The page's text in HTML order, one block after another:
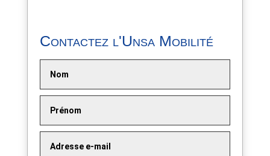
Contactez l'Unsa Mobilité